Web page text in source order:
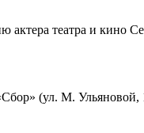
актера театра и кино
(ул. М. Ульяновой,